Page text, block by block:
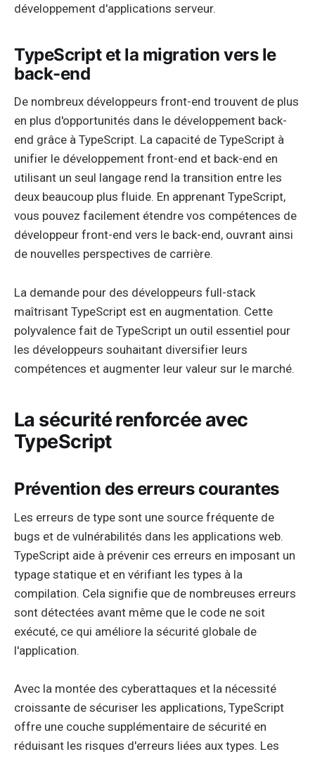
développement d'applications serveur.
TypeScript et la migration vers le
back-end
De nombreux développeurs front-end trouvent de plus
en plus d'opportunités dans le développement back-
end grâce à TypeScript. La capacité de TypeScript à
unifier le développement front-end et back-end en
utilisant un seul langage rend la transition entre les
deux beaucoup plus fluide. En apprenant TypeScript,
vous pouvez facilement étendre vos compétences de
développeur front-end vers le back-end, ouvrant ainsi
de nouvelles perspectives de carrière.
La demande pour des développeurs full-stack
maîtrisant TypeScript est en augmentation. Cette
polyvalence fait de TypeScript un outil essentiel pour
les développeurs souhaitant diversifier leurs
compétences et augmenter leur valeur sur le marché.
La sécurité renforcée avec
TypeScript
Prévention des erreurs courantes
Les erreurs de type sont une source fréquente de
bugs et de vulnérabilités dans les applications web.
TypeScript aide à prévenir ces erreurs en imposant un
typage statique et en vérifiant les types à la
compilation. Cela signifie que de nombreuses erreurs
sont détectées avant même que le code ne soit
exécuté, ce qui améliore la sécurité globale de
l'application.
Avec la montée des cyberattaques et la nécessité
croissante de sécuriser les applications, TypeScript
offre une couche supplémentaire de sécurité en
réduisant les risques d'erreurs liées aux types. Les